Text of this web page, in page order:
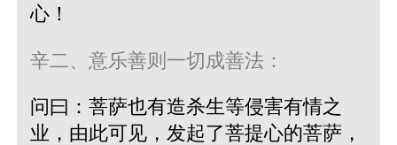
心！
辛二、意乐善则一切成善法：
问曰：菩萨也有造杀生等侵害有情之
业，由此可见，发起了菩提心的菩萨，